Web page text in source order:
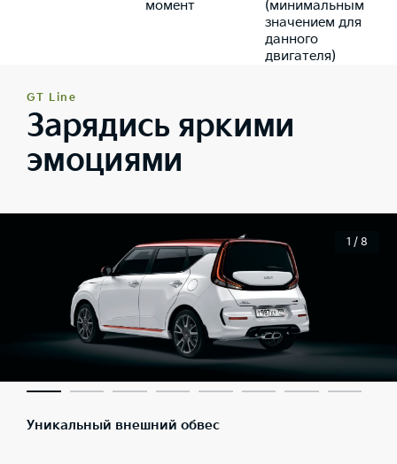
момент
(минимальным
значением для
данного
двигателя)
GT Line
Зарядись яркими
эмоциями
Уникальный внешний обвес
1 / 8